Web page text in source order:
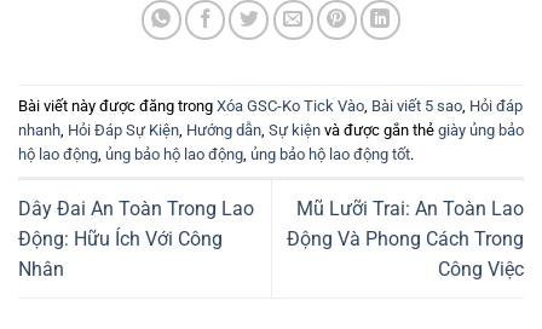
Bài viết này được đăng trong Xóa GSC-Ko Tick Vào Bài viết 5 sao Hỏi đáp
nhanh Hỏi Đáp Sự Kiện Hướng dẫn Sự kiện và được gắn thẻ giày ủng bảo
hộ lao động ủng bảo hộ lao động ủng bảo hộ lao động tốt.
Dây Đai An Toàn Trong Lao
Động: Hữu Ích Với Công
Nhân
Mũ Lưỡi Trai: An Toàn Lao
Động Và Phong Cách Trong
Công Việc